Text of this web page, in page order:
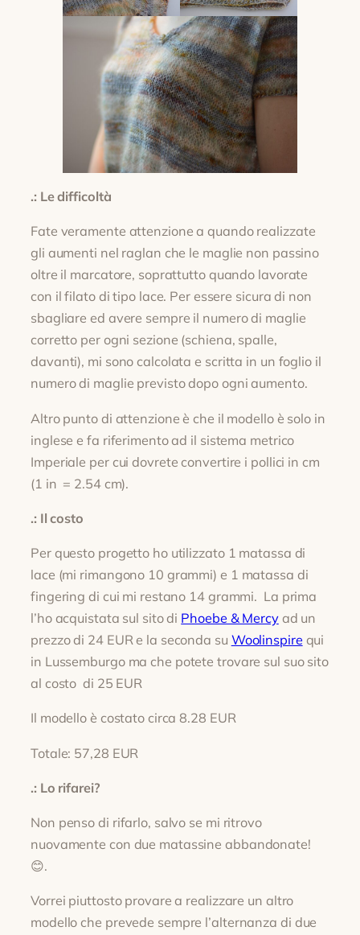
.: Le difficoltà
Fate veramente attenzione a quando realizzate
gli aumenti nel raglan che le maglie non passino
oltre il marcatore, soprattutto quando lavorate
con il filato di tipo lace. Per essere sicura di non
sbagliare ed avere sempre il numero di maglie
corretto per ogni sezione (schiena, spalle,
davanti), mi sono calcolata e scritta in un foglio il
numero di maglie previsto dopo ogni aumento.
Altro punto di attenzione è che il modello è solo in
inglese e fa riferimento ad il sistema metrico
Imperiale per cui dovrete convertire i pollici in cm
(1 in = 2.54 cm).
.: Il costo
Per questo progetto ho utilizzato 1 matassa di
lace (mi rimangono 10 grammi) e 1 matassa di
fingering di cui mi restano 14 grammi. La prima
l’ho acquistata sul sito di Phoebe & Mercyad un
prezzo di 24 EUR e la seconda su Woolinspirequi
in Lussemburgo ma che potete trovare sul suo sito
al costo di 25 EUR
Il modello è costato circa 8.28 EUR
Totale: 57,28 EUR
.: Lo rifarei?
Non penso di rifarlo, salvo se mi ritrovo
nuovamente con due matassine abbandonate!
😊.
Vorrei piuttosto provare a realizzare un altro
modello che prevede sempre l’alternanza di due